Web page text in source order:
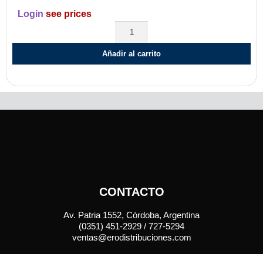
Login see prices
Añadir al carrito
CONTACTO
Av. Patria 1552, Córdoba, Argentina
(0351) 451-2929 / 727-5294
ventas@erodistribuciones.com